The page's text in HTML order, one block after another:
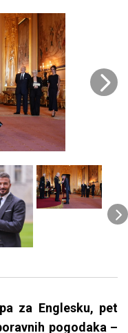
za Englesku, pet
pogodaka –